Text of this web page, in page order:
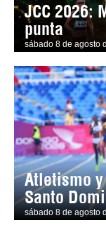
JCC 2026:
punta
sábado 8 de agosto
Atletismo
Santo
sábado 8 de agosto